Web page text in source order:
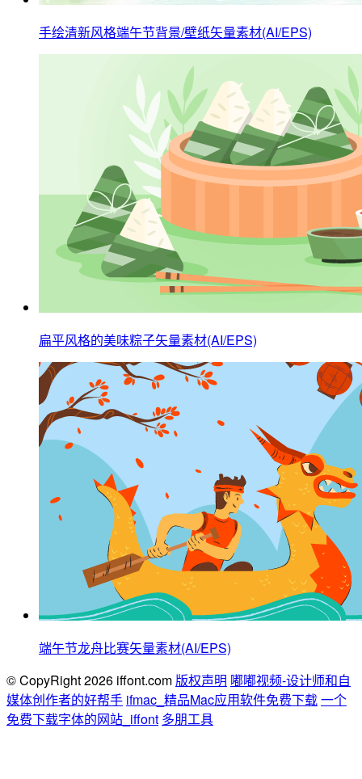
手绘清新风格端午节背景/壁纸矢量素材(AI/EPS)
扁平风格的美味粽子矢量素材(AI/EPS)
端午节龙舟比赛矢量素材(AI/EPS)
© CopyRight 2026 iffont.com 版权声明 嘟嘟视频-设计师和自
媒体创作者的好帮手 ifmac_精品Mac应用软件免费下载一个
免费下载字体的网站_iffont 多朋工具